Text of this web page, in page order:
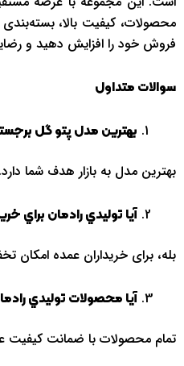
محصولات، کيفيت بالا،
فروش خود را افزايش دهید و
سوالات متداول
بهترين مدل پتو گل
بهترين مدل به بازار هدف شما
آيا توليدي رادمان براي
بله، براي خريداران عمده
آيا محصولات توليدي
تمام محصولات با ضمانت کيفيت